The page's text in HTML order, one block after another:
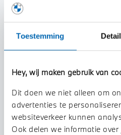
Toestemming
Hey, wij maken gebruik van
Dit doen we niet alleen om
advertenties te
websiteverkeer kunnen
Ook delen we informatie
Bekijk details